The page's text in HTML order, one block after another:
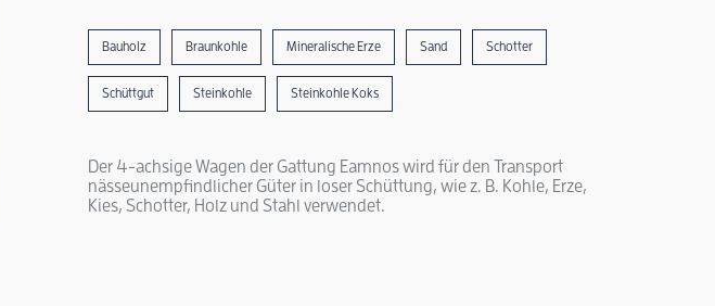
Bauholz Braunkohle Mineralische Erze Sand Schotter
Schüttgut Steinkohle Steinkohle Koks
Der 4-achsige Wagen der Gattung Eamnos wird für den Transport
nässeunempfindlicher Güter in loser Schüttung, wie z. B. Kohle, Erze,
Kies, Schotter, Holz und Stahl verwendet.